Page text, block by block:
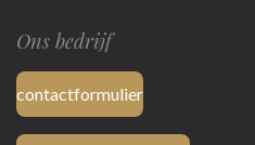
Ons bedrijf
contactformulier